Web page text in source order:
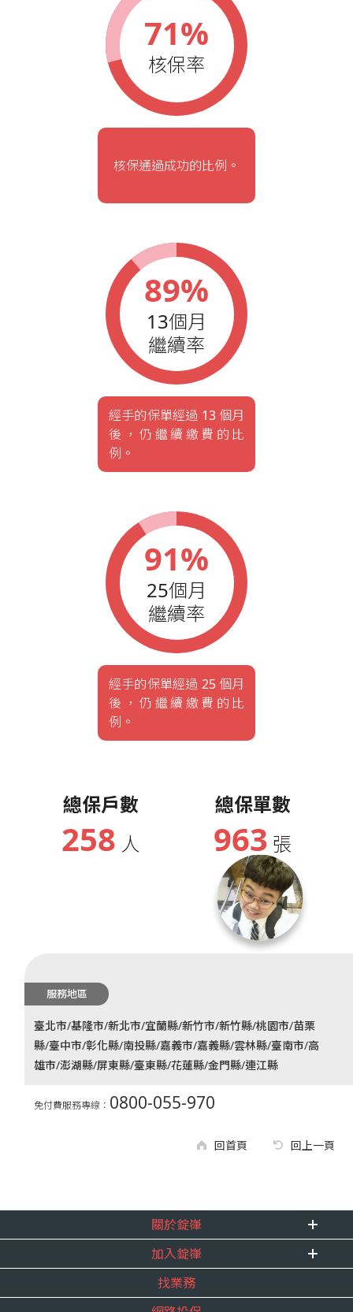
71%
核保率
核保通過成功的比例。
89%
13個月
繼續率
經手的保單經過 13 個月
後，仍繼續繳費的比
例。
91%
25個月
繼續率
經手的保單經過 25 個月
後，仍繼續繳費的比
例。
總保戶數
258 人
總保單數
963 張
服務地區
臺北市/基隆市/新北市/宜蘭縣/新竹市/新竹縣/桃園市/苗栗
縣/臺中市/彰化縣/南投縣/嘉義市/嘉義縣/雲林縣/臺南市/高
雄市/澎湖縣/屏東縣/臺東縣/花蓮縣/金門縣/連江縣
免付費服務專線： 0800-055-970
回首頁 回上一頁
關於錠嵂
企業資訊
重要事跡
得獎紀錄
加入錠嵂
內勤招聘
找業務